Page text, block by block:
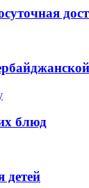
блюд
детей